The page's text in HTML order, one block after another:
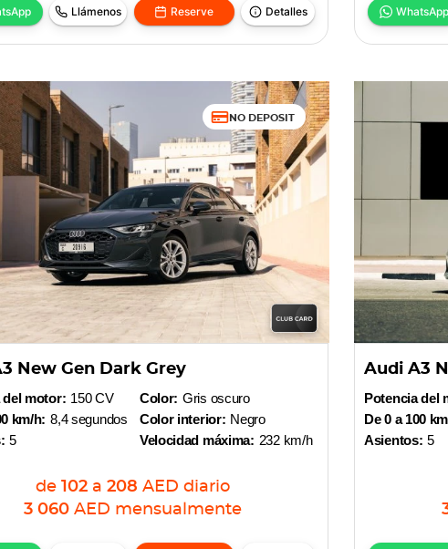
Llámenos Reserve Detalles WhatsApp
NO DEPOSIT
New Gen Dark Grey
del motor: 150 CV
km/h: 8,4 segundos
5
Color: Gris oscuro
Color interior: Negro
Velocidad máxima: 232 km/h
de 102 a 208 AED diario
3 060 AED mensualmente
Audi A3
Potencia del
De 0 a 100
Asientos: 5